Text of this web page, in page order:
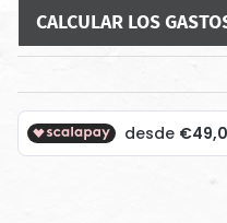
CALCULAR LOS